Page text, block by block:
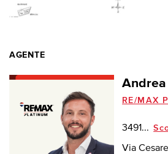
AGENTE
RE/MAX
3491...
Via